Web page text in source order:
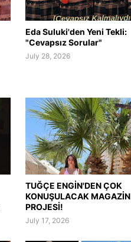
Eda Suluki'den Yeni Tekli:
"Cevapsız Sorular"
July 28, 2026
TUĞÇE ENGİN'DEN ÇOK
KONUŞULACAK MAGAZİN
PROJESİ!
July 17, 2026